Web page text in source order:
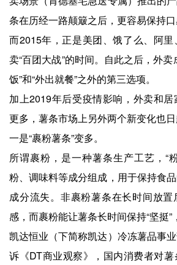
条在历经一路颠簸之后，更容易保持口
而2015年，正是美团、饿了么、阿
卖“百团大战”的时间。自此之后，外
饭”和“外出就餐”之外的第三选项。
加上2019年后受疫情影响，外卖和
更多，薯条市场上另外两个新变化也日
一是“裹粉薯条”变多。
所谓裹粉，是一种薯条生产工艺，“
粉、调味料等成分组成，用于保持食
成分流失。非裹粉薯条在长时间放置
感，而裹粉能让薯条长时间保持“坚挺”
凯达恒业（下简称凯达）冷冻薯品事
诉《DT商业观察》，国内消费者对